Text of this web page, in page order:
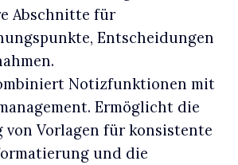
Abschnitte für
Entscheidungen
Notizfunktionen mit
Ermöglicht die
von Vorlagen für konsistente
und die